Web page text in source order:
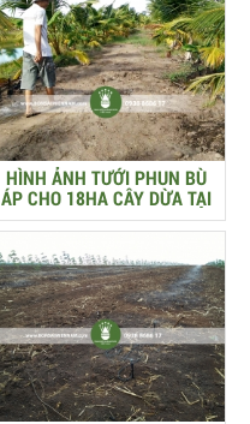
HÌNH ẢNH TƯỚI PHUN BÙ
ÁP CHO 18HA CÂY DỪA TẠI
KIÊN GIANG